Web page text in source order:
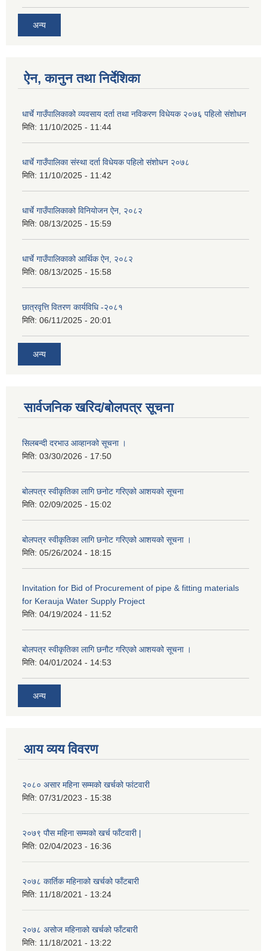
अन्य
ऐन, कानुन तथा निर्देशिका
धार्चे गाउँपालिकाको व्यवसाय दर्ता तथा नविकरण विधेयक २०७६ पहिलो संशोधन
मिति: 11/10/2025 - 11:44
धार्चे गाउँपालिका संस्था दर्ता विधेयक पहिलो संशोधन २०७८
मिति: 11/10/2025 - 11:42
धार्चे गाउँपालिकाको विनियोजन ऐन, २०८२
मिति: 08/13/2025 - 15:59
धार्चे गाउँपालिकाको आर्थिक ऐन, २०८२
मिति: 08/13/2025 - 15:58
छात्रवृत्ति वितरण कार्यविधि -२०८१
मिति: 06/11/2025 - 20:01
अन्य
सार्वजनिक खरिद/बोलपत्र सूचना
सिलबन्दी दरभाउ आव्हानको सूचना ।
मिति: 03/30/2026 - 17:50
बोलपत्र स्वीकृतिका लागि छनोट गरिएको आशयको सूचना
मिति: 02/09/2025 - 15:02
बोलपत्र स्वीकृतिका लागि छनोट गरिएको आशयको सूचना ।
मिति: 05/26/2024 - 18:15
Invitation for Bid of Procurement of pipe & fitting materials
for Kerauja Water Supply Project
मिति: 04/19/2024 - 11:52
बोलपत्र स्वीकृतिका लागि छनौट गरिएको आशयको सूचना ।
मिति: 04/01/2024 - 14:53
अन्य
आय व्यय विवरण
२०८० असार महिना सम्मको खर्चको फांटवारी
मिति: 07/31/2023 - 15:38
२०७९ पौस महिना सम्मको खर्च फाँटवारी |
मिति: 02/04/2023 - 16:36
२०७८ कार्तिक महिनाको खर्चको फाँटबारी
मिति: 11/18/2021 - 13:24
२०७८ असोज महिनाको खर्चको फाँटबारी
मिति: 11/18/2021 - 13:22